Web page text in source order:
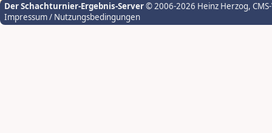
Der Schachturnier-Ergebnis-Server© 2006-2026 Heinz Herzog,
Impressum / Nutzungsbedingungen